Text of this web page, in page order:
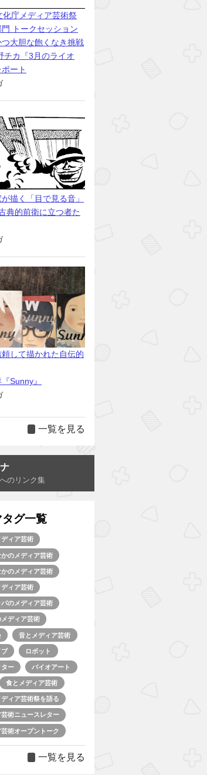
化庁メディア芸術祭
トークセッション
つ大胆な飽くなき挑戦
チカ『3月のライオ
ート
描く「目で見る音」
的前衛に立つ者た
して描かれた自伝的
Sunny』
一覧を見る
のリンク集
グ一覧
ィア芸術
のメディア芸術
のメディア芸術
ィア芸術
パのメディア芸術
メディア芸術
音とメディア芸術
ブ ロボット
ター バイオアート
食とメディア芸術
ィア芸術祭を語る
芸術ニュースレター
芸術オープントーク
一覧を見る